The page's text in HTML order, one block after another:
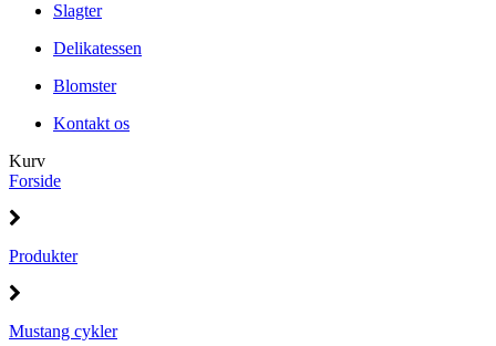
Slagter
Delikatessen
Blomster
Kontakt os
Kurv
Forside
Produkter
Mustang cykler